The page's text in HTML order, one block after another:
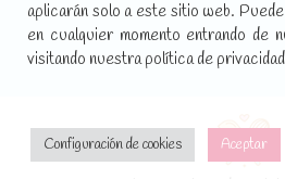
aplicarán solo a este sitio web.
en cualquier momento entrando de
visitando nuestra política de
Configuración de cookies Aceptar